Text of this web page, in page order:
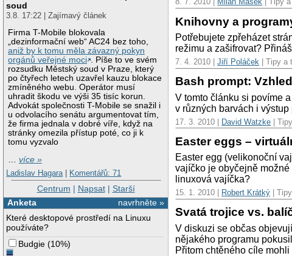
soud
3.8. 17:22 | Zajímavý článek
Firma T-Mobile blokovala
„dezinformační web“ AC24 bez toho,
aniž by k tomu měla závazný pokyn
orgánů veřejné moci . Píše to ve svém
rozsudku Městský soud v Praze, který
po čtyřech letech uzavřel kauzu blokace
zmíněného webu. Operátor musí
uhradit škodu ve výši 35 tisíc korun.
Advokát společnosti T-Mobile se snažil i
u odvolacího senátu argumentovat tím,
že firma jednala v dobré víře, když na
stránky omezila přístup poté, co ji k
tomu vyzvalo
…více »
Ladislav Hagara | Komentářů: 71
Centrum | Napsat| Starší
navrhněte »
Anketa
Které desktopové prostředí na Linuxu
používáte?
Budgie (10%)
Knihovny a
Potřebujete zpřeházet
režimu a zašifrovat?
7. 4. 2010 |Jiří Poláček | Tipy a
Bash prompt:
V tomto článku si povíme
v různých barvách i výstup
17. 3. 2010 | David Watzke |
Easter eggs –
Easter egg (velikonoční
vajíčko je obyčejně
linuxová vajíčka?
15. 1. 2010 | Robert Krátký |
Svatá trojice vs.
V diskuzi se občas
nějakého programu
Přitom chtěného cíle